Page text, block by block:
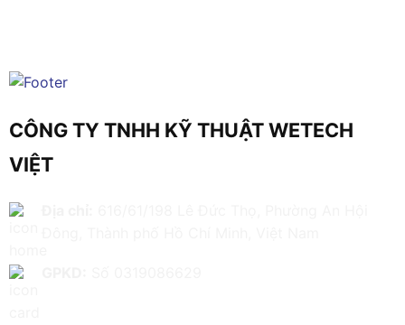
CÔNG TY TNHH KỸ THUẬT WETECH
VIỆT